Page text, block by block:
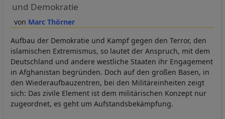
Marc Thörner
und Demokratie
Aufbau der Demokratie und Kampf gegen den Terror, den
islamischen Extremismus, so lautet der Anspruch, mit dem
Deutschland und andere westliche Staaten ihr Engagement
in Afghanistan begründen. Doch auf den großen Basen, in
den Wiederaufbauzentren, bei den Militäreinheiten zeigt
sich: Das zivile Element ist dem militärischen Konzept nur
zugeordnet, es geht um Aufstandsbekämpfung.